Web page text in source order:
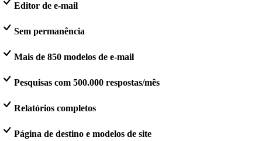
Editor de e-mail
Sem permanência
Mais de 850 modelos de e-mail
Pesquisas com 500.000 respostas/mês
Relatórios completos
Página de destino e modelos de site